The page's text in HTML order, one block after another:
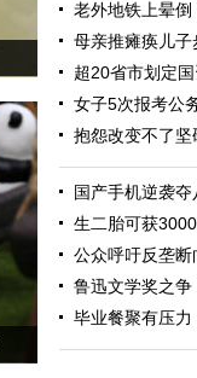
老外地铁上晕
母亲推瘫痪儿
超20省市划定
女子5次报考公
抱怨改变不了坚
国产手机逆袭
生二胎可获
公众呼吁反垄
鲁迅文学奖之
毕业餐聚有压